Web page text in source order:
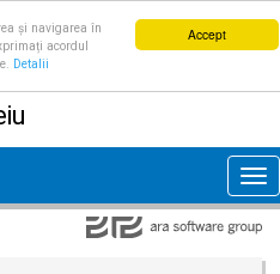
Accept
și navigarea în
acordul
Detalii